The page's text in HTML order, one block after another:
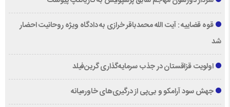
قوه قضاییه : آیت الله محمدباقر خرازی به دادگاه ویژه روحانیت احضار
شد
اولویت قزاقستان در جذب سرمایه‌گذاری گرین‌فیلد
جهش سود آرامکو و بی‌پی از درگیری‌های خاورمیانه